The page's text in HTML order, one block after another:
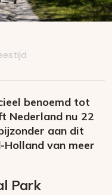
benoemd tot
Nederland nu 22
aan dit
van meer
Park